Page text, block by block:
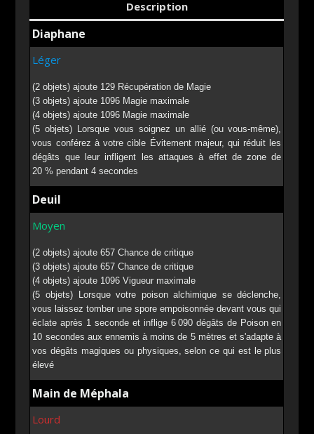
Description
Diaphane
Léger
(2 objets) ajoute 129 Récupération de Magie
(3 objets) ajoute 1096 Magie maximale
(4 objets) ajoute 1096 Magie maximale
(5 objets) Lorsque vous soignez un allié (ou vous-même),
vous conférez à votre cible Évitement majeur, qui réduit les
dégâts que leur infligent les attaques à effet de zone de
20 % pendant 4 secondes
Deuil
Moyen
(2 objets) ajoute 657 Chance de critique
(3 objets) ajoute 657 Chance de critique
(4 objets) ajoute 1096 Vigueur maximale
(5 objets) Lorsque votre poison alchimique se déclenche,
vous laissez tomber une spore empoisonnée devant vous qui
éclate après 1 seconde et inflige 6 090 dégâts de Poison en
10 secondes aux ennemis à moins de 5 mètres et s'adapte à
vos dégâts magiques ou physiques, selon ce qui est le plus
élevé
Main de Méphala
Lourd